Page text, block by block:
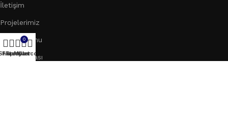
İletişim
Projelerimiz
Teklif Formu
Bilgi Bankası
Filters
Favoriler
0
Cart
My account